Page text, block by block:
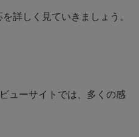
詳しく見ていきましょう。
ューサイトでは、多くの感